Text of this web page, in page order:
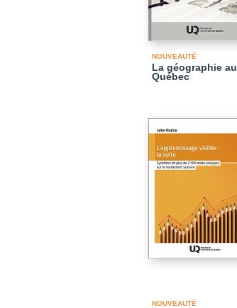
NOUVEAUTÉ
La géographie au
Québec
NOUVEAUTÉ